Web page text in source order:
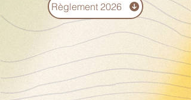
Règlement 2026